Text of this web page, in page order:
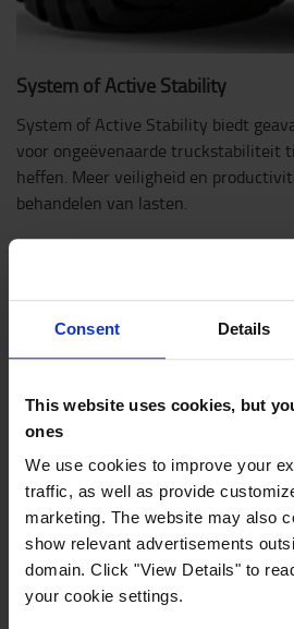
Consent Details
This website uses cookies, but
ones
We use cookies to improve your
traffic, as well as provide
marketing. The website may also
show relevant advertisements
domain. Click "View Details" to
your cookie settings.
System of Active Stability
System of Active Stability biedt
voor ongeëvenaarde truckstabiliteit
heffen. Meer veiligheid en
behandelen van lasten.